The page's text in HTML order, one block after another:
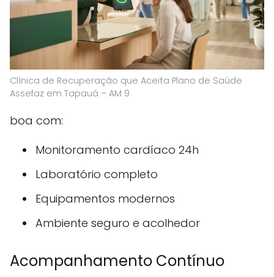
Clínica de Recuperação que Aceita Plano de Saúde
Assefaz em Tapauá – AM 9
boa com:
Monitoramento cardíaco 24h
Laboratório completo
Equipamentos modernos
Ambiente seguro e acolhedor
Acompanhamento Contínuo